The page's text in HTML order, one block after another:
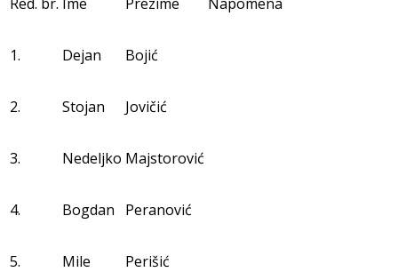
1. Dejan Bojić
2. Stojan Jovičić
3. Nedeljko Majstorović
4. Bogdan Peranović
5. Mile Perišić